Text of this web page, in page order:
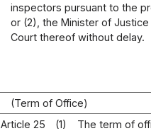
inspectors pursuant to the
or (2), the Minister of
Court thereof without delay.
(Term of Office)
Article 25 (1)
The term of